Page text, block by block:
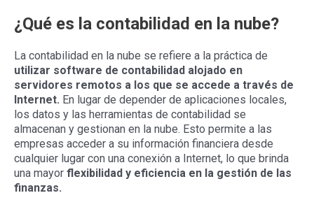
¿Qué es la contabilidad en la nube?
La contabilidad en la nube se refiere a la práctica de
utilizar software de contabilidad alojado en
servidores remotos a los que se accede a través de
Internet. En lugar de depender de aplicaciones locales,
los datos y las herramientas de contabilidad se
almacenan y gestionan en la nube. Esto permite a las
empresas acceder a su información financiera desde
cualquier lugar con una conexión a Internet, lo que brinda
una mayor flexibilidad y eficiencia en la gestión de las
finanzas.